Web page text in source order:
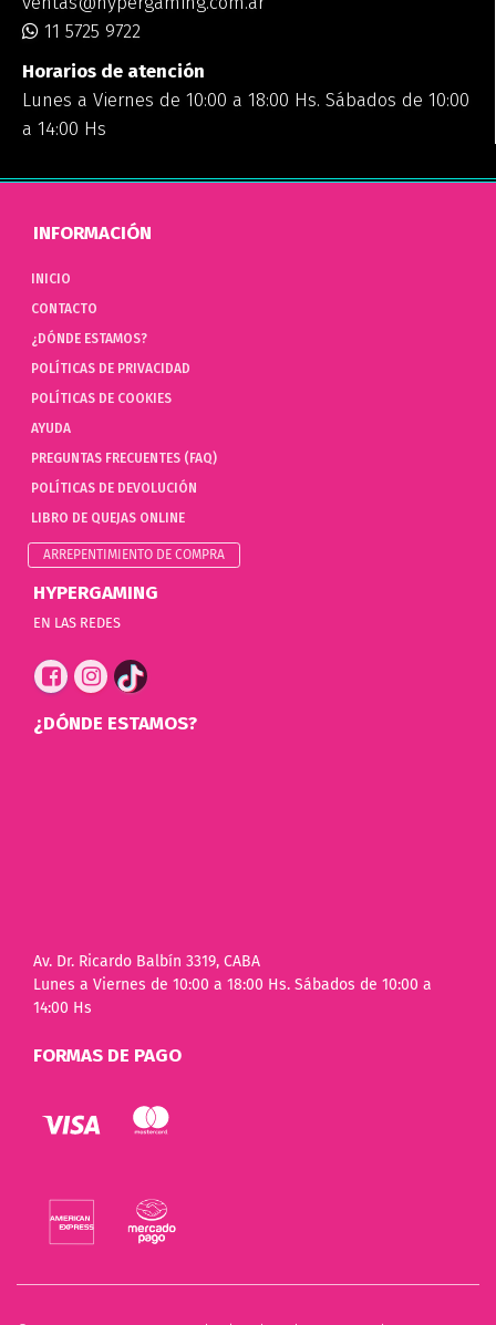
11 5725 9722
Horarios de atención
Lunes a Viernes de 10:00 a 18:00 Hs. Sábados de 10:00
a 14:00 Hs
INFORMACIÓN
INICIO
CONTACTO
¿DÓNDE ESTAMOS?
POLÍTICAS DE PRIVACIDAD
POLÍTICAS DE COOKIES
AYUDA
PREGUNTAS FRECUENTES (FAQ)
POLÍTICAS DE DEVOLUCIÓN
LIBRO DE QUEJAS ONLINE
ARREPENTIMIENTO DE COMPRA
HYPERGAMING
EN LAS REDES
¿DÓNDE ESTAMOS?
Av. Dr. Ricardo Balbín 3319, CABA
Lunes a Viernes de 10:00 a 18:00 Hs. Sábados de 10:00 a
14:00 Hs
FORMAS DE PAGO